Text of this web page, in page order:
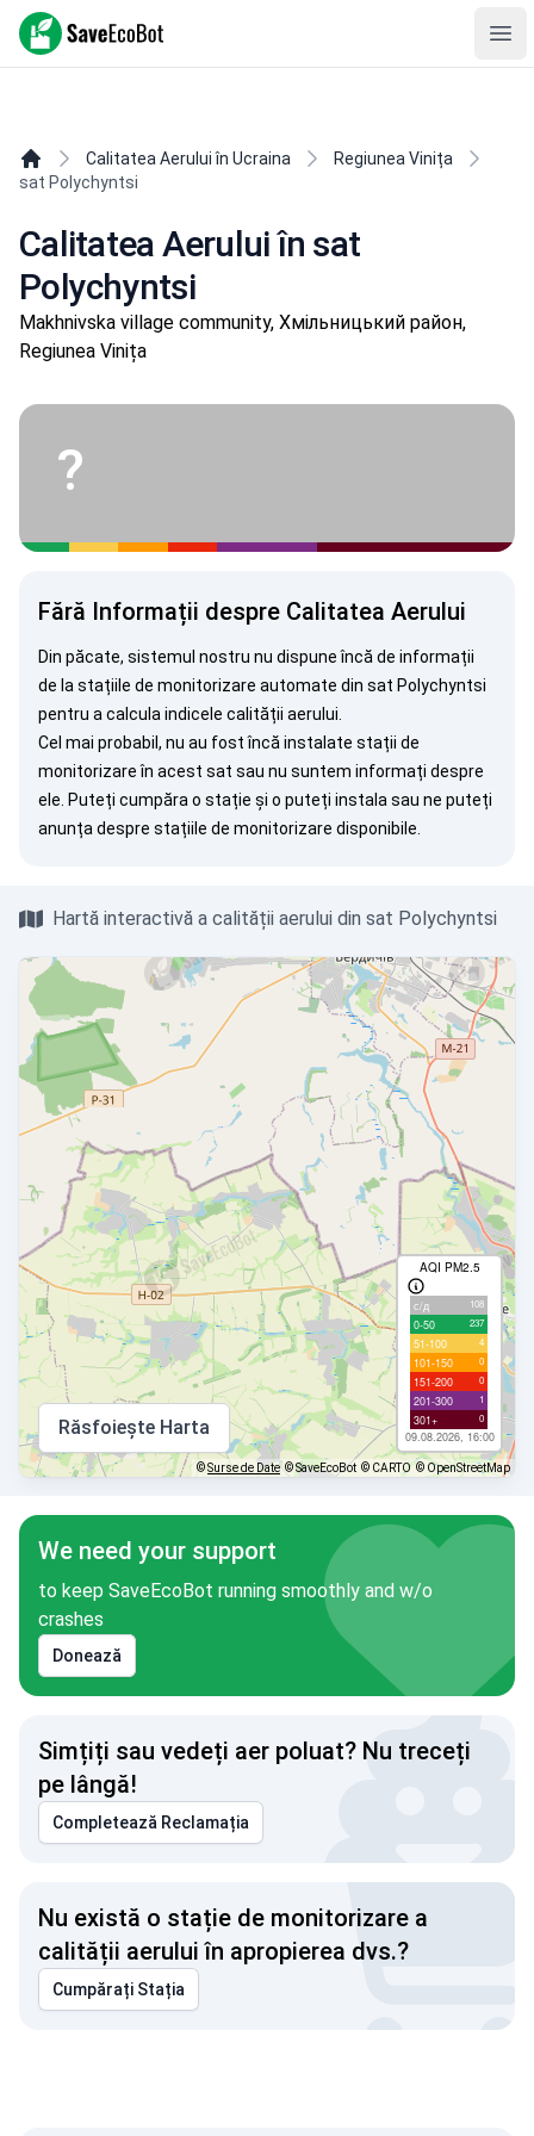
SaveEcoBot
Calitatea Aerului în Ucraina
Regiunea Vinița
sat Polychyntsi
Calitatea Aerului în sat
Polychyntsi
Makhnivska village community, Хмільницький район,
Regiunea Vinița
?
Fără Informații despre Calitatea Aerului
Din păcate, sistemul nostru nu dispune încă de informații
de la stațiile de monitorizare automate din sat Polychyntsi
pentru a calcula indicele calității aerului.
Cel mai probabil, nu au fost încă instalate stații de
monitorizare în acest sat sau nu suntem informați despre
ele. Puteți cumpăra o stație și o puteți instala sau ne puteți
anunța despre stațiile de monitorizare disponibile.
Hartă interactivă a calității aerului din sat Polychyntsi
AQI PM2.5
с/д 108
0-50 237
51-100 4
101-150 0
151-200 0
201-300 1
301+ 0
09.08.2026, 16:00
Răsfoiește Harta
©Surse de Date © SaveEcoBot © CARTO © OpenStreetMap
We need your support
to keep SaveEcoBot running smoothly and w/o
crashes
Donează
Simțiți sau vedeți aer poluat? Nu treceți
pe lângă!
Completează Reclamația
Nu există o stație de monitorizare a
calității aerului în apropierea dvs.?
Cumpărați Stația